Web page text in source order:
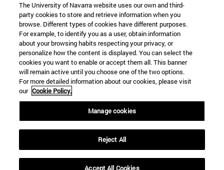
The University of Navarra website uses our own and third-
party cookies to store and retrieve information when you
browse. Different types of cookies have different purposes.
For example, to identify you as a user, obtain information
about your browsing habits respecting your privacy, or
personalize how the content is displayed. You can select the
cookies you want to enable or accept them all. This banner
will remain active until you choose one of the two options.
For more detailed information about our cookies, please visit
our Cookie Policy.
Manage cookies
Reject All
Accept All Cookies